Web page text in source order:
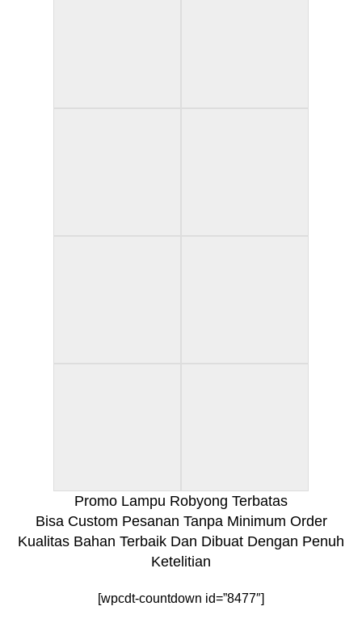
Promo Lampu Robyong Terbatas
Bisa Custom Pesanan Tanpa Minimum Order
Kualitas Bahan Terbaik Dan Dibuat Dengan Penuh
Ketelitian
[wpcdt-countdown id=”8477″]